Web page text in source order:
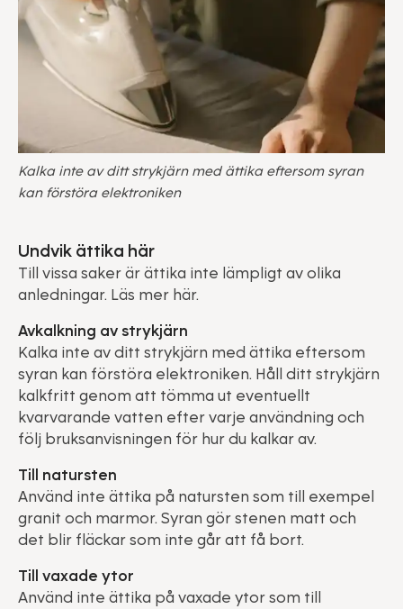
Kalka inte av ditt strykjärn med ättika eftersom syran
kan förstöra elektroniken
Undvik ättika här
Till vissa saker är ättika inte lämpligt av olika
anledningar. Läs mer här.
Avkalkning av strykjärn
Kalka inte av ditt strykjärn med ättika eftersom
syran kan förstöra elektroniken. Håll ditt strykjärn
kalkfritt genom att tömma ut eventuellt
kvarvarande vatten efter varje användning och
följ bruksanvisningen för hur du kalkar av.
Till natursten
Använd inte ättika på natursten som till exempel
granit och marmor. Syran gör stenen matt och
det blir fläckar som inte går att få bort.
Till vaxade ytor
Använd inte ättika på vaxade ytor som till